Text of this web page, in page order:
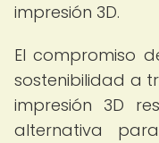
impresión 3D.
El compromiso
sostenibilidad a
impresión 3D
alternativa